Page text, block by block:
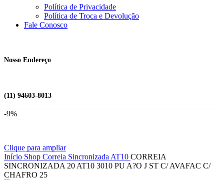
Política de Privacidade
Política de Troca e Devolução
Fale Conosco
Nosso Endereço
(11) 94603-8013
-9%
Clique para ampliar
Início Shop Correia SincronizadaAT10 CORREIA
SINCRONIZADA 20 AT10 3010 PU A?O J ST C/ AVAFAC C/
CHAFRO 25